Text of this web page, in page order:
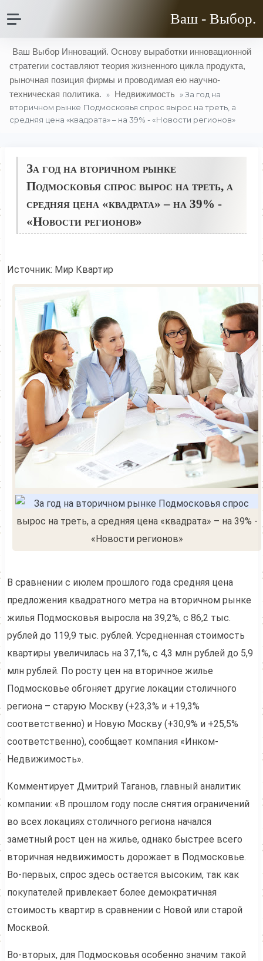
Ваш - Выбор.
Ваш Выбор Инноваций. Основу выработки инновационной
стратегии составляют теория жизненного цикла продукта,
рыночная позиция фирмы и проводимая ею научно-
техническая политика. » Недвижимость » За год на
вторичном рынке Подмосковья спрос вырос на треть, а
средняя цена «квадрата» – на 39% - «Новости регионов»
За год на вторичном рынке
Подмосковья спрос вырос на треть, а
средняя цена «квадрата» – на 39% -
«Новости регионов»
Источник: Мир Квартир
В сравнении с июлем прошлого года средняя цена
предложения квадратного метра на вторичном рынке
жилья Подмосковья выросла на 39,2%, с 86,2 тыс.
рублей до 119,9 тыс. рублей. Усредненная стоимость
квартиры увеличилась на 37,1%, с 4,3 млн рублей до 5,9
млн рублей. По росту цен на вторичное жилье
Подмосковье обгоняет другие локации столичного
региона – старую Москву (+23,3% и +19,3%
соответственно) и Новую Москву (+30,9% и +25,5%
соответственно), сообщает компания «Инком-
Недвижимость».
Комментирует Дмитрий Таганов, главный аналитик
компании: «В прошлом году после снятия ограничений
во всех локациях столичного региона начался
заметный рост цен на жилье, однако быстрее всего
вторичная недвижимость дорожает в Подмосковье.
Во-первых, спрос здесь остается высоким, так как
покупателей привлекает более демократичная
стоимость квартир в сравнении с Новой или старой
Москвой.
Во-вторых, для Подмосковья особенно значим такой